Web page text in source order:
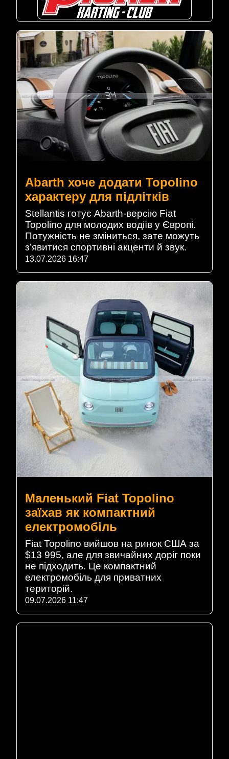
Abarth хоче додати Topolino
характеру для підлітків
Stellantis готує Abarth-версію Fiat
Topolino для молодих водіїв у Європі.
Потужність не зміниться, зате можуть
з’явитися спортивні акценти й звук.
13.07.2026 16:47
Маленький Fiat Topolino
заїхав як компактний
електромобіль
Fiat Topolino вийшов на ринок США за
$13 995, але для звичайних доріг поки
не підходить. Це компактний
електромобіль для приватних
територій.
09.07.2026 11:47